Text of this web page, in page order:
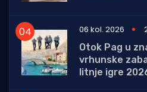
06 kol. 2026
Otok Pag u
vrhunske
litnje igre